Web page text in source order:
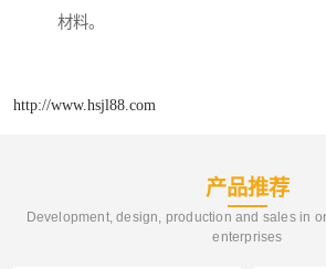
材料。
http://www.hsjl88.com
产品推荐
Development, design, production and sales in
enterprises